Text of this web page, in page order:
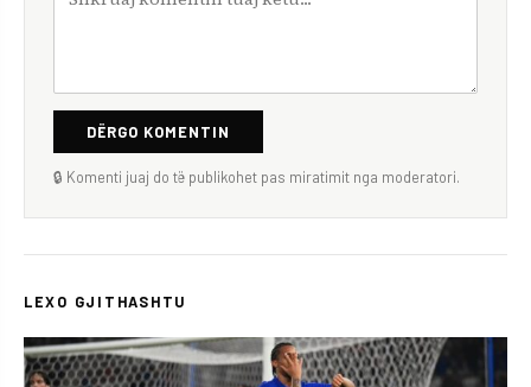
DËRGO KOMENTIN
🔒 Komenti juaj do të publikohet pas miratimit nga moderatori.
LEXO GJITHASHTU